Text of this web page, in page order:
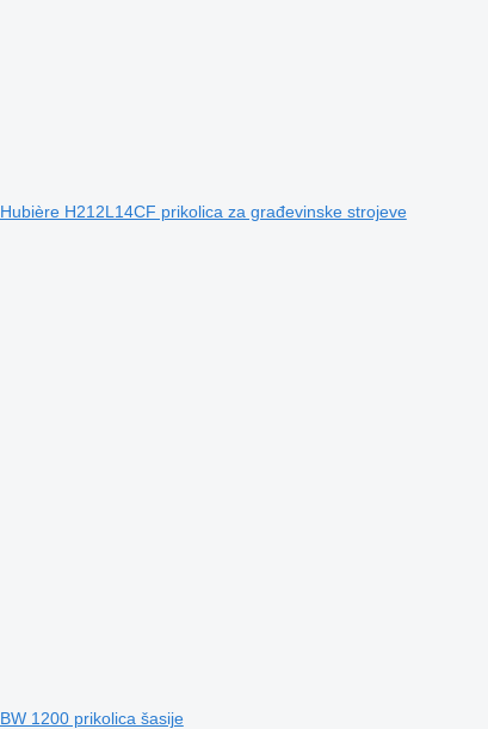
Hubière H212L14CF prikolica za građevinske strojeve
BW 1200 prikolica šasije